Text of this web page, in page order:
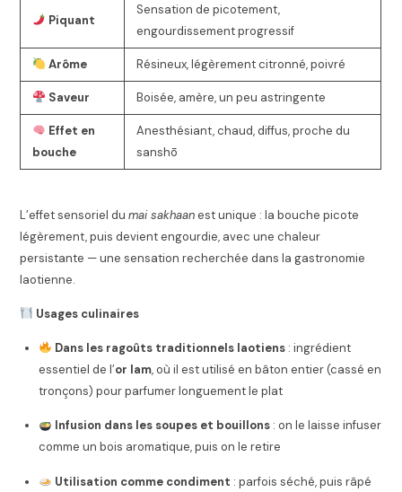
Piquant
Sensation de picotement,
engourdissement progressif
Arôme Résineux, légèrement citronné, poivré
Saveur Boisée, amère, un peu astringente
Effet en
bouche
Anesthésiant, chaud, diffus, proche du
sanshō
L’effet sensoriel dumai sakhaanest unique : la bouche picote
légèrement, puis devient engourdie, avec une chaleur
persistante — une sensation recherchée dans la gastronomie
laotienne.
Usages culinaires
Dans les ragoûts traditionnels laotiens : ingrédient
essentiel de l’or lam, où il est utilisé en bâton entier (cassé en
tronçons) pour parfumer longuement le plat
Infusion dans les soupes et bouillons : on le laisse infuser
comme un bois aromatique, puis on le retire
Utilisation comme condiment : parfois séché, puis râpé